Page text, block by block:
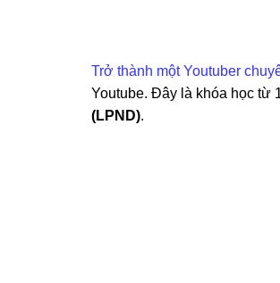
Trở thành một Youtuber
Youtube. Đây là khóa học từ
(LPND).